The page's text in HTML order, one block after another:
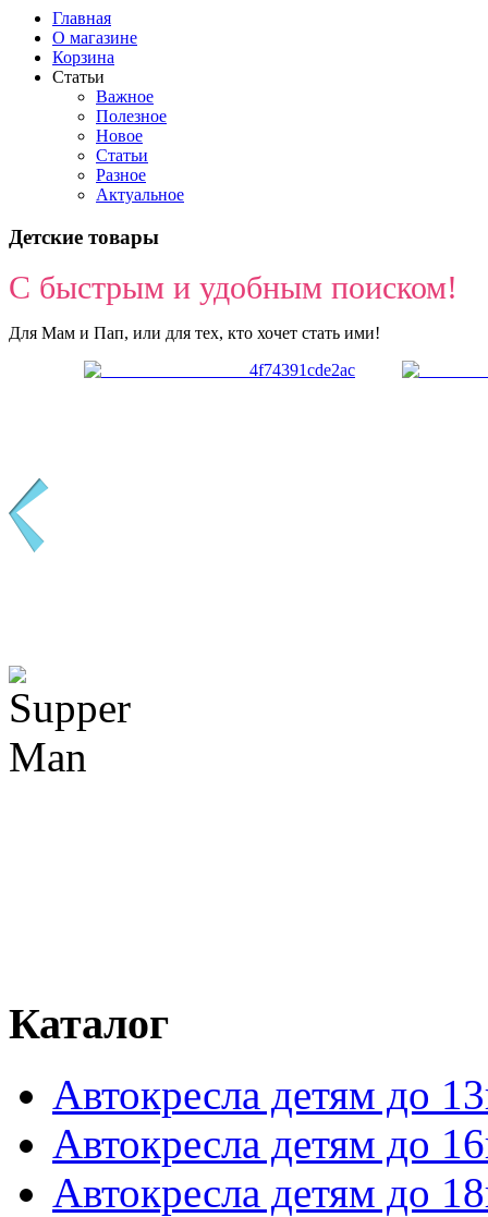
Главная
О магазине
Корзина
Статьи
Важное
Полезное
Новое
Статьи
Разное
Актуальное
Детские товары
С быстрым и удобным поиском!
Для Мам и Пап, или для тех, кто хочет стать ими!
Каталог
Автокресла детям до
Автокресла детям до
Автокресла детям до